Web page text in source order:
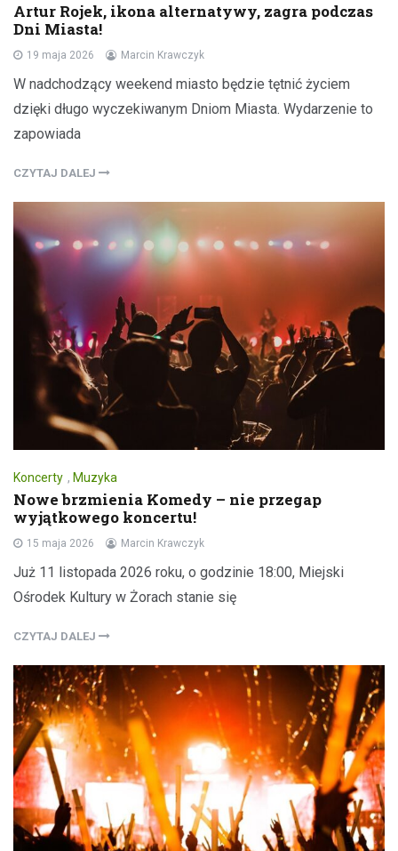
Artur Rojek, ikona alternatywy, zagra podczas
Dni Miasta!
19 maja 2026 Marcin Krawczyk
W nadchodzący weekend miasto będzie tętnić życiem
dzięki długo wyczekiwanym Dniom Miasta. Wydarzenie to
zapowiada
CZYTAJ DALEJ
Koncerty , Muzyka
Nowe brzmienia Komedy – nie przegap
wyjątkowego koncertu!
15 maja 2026 Marcin Krawczyk
Już 11 listopada 2026 roku, o godzinie 18:00, Miejski
Ośrodek Kultury w Żorach stanie się
CZYTAJ DALEJ